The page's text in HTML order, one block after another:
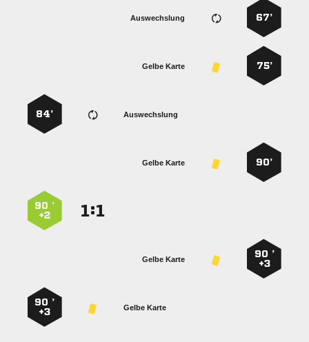
67’
Auswechslung
75’
Gelbe Karte
Auswechslung
84’
90’
Gelbe Karte
:
90 ’
+2
90 ’
+3
Gelbe Karte
Gelbe Karte
90 ’
+3